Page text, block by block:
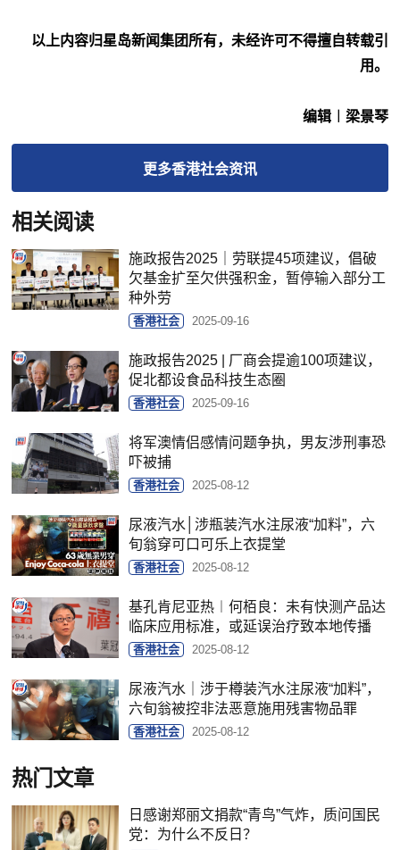
以上内容归星岛新闻集团所有，未经许可不得擅自转载引
用。
编辑︱梁景琴
更多香港社会资讯
相关阅读
施政报告2025｜劳联提45项建议，倡破
欠基金扩至欠供强积金，暂停输入部分工
种外劳
香港社会 2025-09-16
施政报告2025 | 厂商会提逾100项建议，
促北都设食品科技生态圈
香港社会 2025-09-16
将军澳情侣感情问题争执，男友涉刑事恐
吓被捕
香港社会 2025-08-12
尿液汽水│涉瓶装汽水注尿液“加料”，六
旬翁穿可口可乐上衣提堂
香港社会 2025-08-12
基孔肯尼亚热︱何栢良：未有快测产品达
临床应用标准，或延误治疗致本地传播
香港社会 2025-08-12
尿液汽水｜涉于樽装汽水注尿液“加料”，
六旬翁被控非法恶意施用残害物品罪
香港社会 2025-08-12
热门文章
日感谢郑丽文捐款“青鸟”气炸，质问国民
党：为什么不反日？